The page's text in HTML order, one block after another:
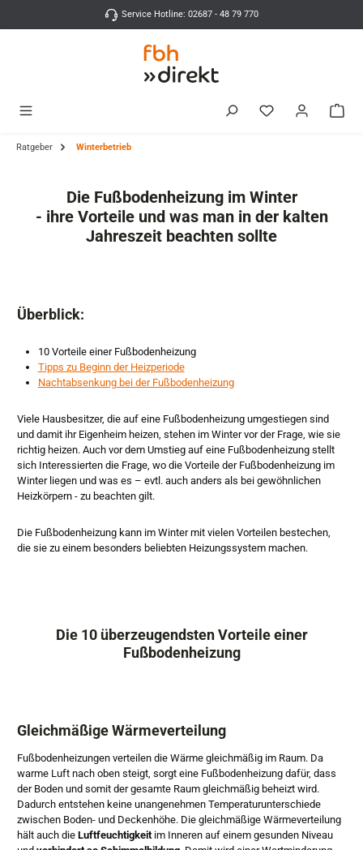
Zum Hauptinhalt springen Service Hotline: 02687 - 48 79 770
Ratgeber Winterbetrieb
Die Fußbodenheizung im Winter
- ihre Vorteile und was man in der kalten
Jahreszeit beachten sollte
Überblick:
10 Vorteile einer Fußbodenheizung
Tipps zu Beginn der Heizperiode
Nachtabsenkung bei der Fußbodenheizung
Viele Hausbesitzer, die auf eine Fußbodenheizung umgestiegen sind
und damit ihr Eigenheim heizen, stehen im Winter vor der Frage, wie sie
richtig heizen. Auch vor dem Umstieg auf eine Fußbodenheizung stellt
sich Interessierten die Frage, wo die Vorteile der Fußbodenheizung im
Winter liegen und was es – evtl. auch anders als bei gewöhnlichen
Heizkörpern - zu beachten gilt.
Die Fußbodenheizung kann im Winter mit vielen Vorteilen bestechen,
die sie zu einem besonders beliebten Heizungssystem machen.
Die 10 überzeugendsten Vorteile einer
Fußbodenheizung
Gleichmäßige Wärmeverteilung
Fußbodenheizungen verteilen die Wärme gleichmäßig im Raum. Da
warme Luft nach oben steigt, sorgt eine Fußbodenheizung dafür, dass
der Boden und somit der gesamte Raum gleichmäßig beheizt wird.
Dadurch entstehen keine unangenehmen Temperaturunterschiede
zwischen Boden- und Deckenhöhe. Die gleichmäßige Wärmeverteilung
hält auch die Luftfeuchtigkeit im Inneren auf einem gesunden Niveau